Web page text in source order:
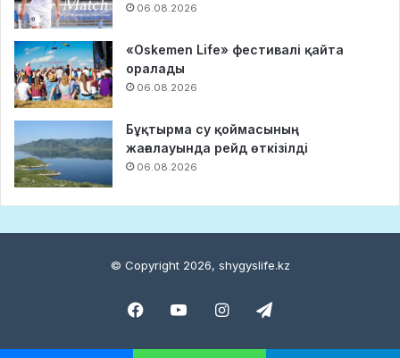
06.08.2026
«Oskemen Life» фестивалі қайта
оралады
06.08.2026
Бұқтырма су қоймасының
жағалауында рейд өткізілді
06.08.2026
© Copyright 2026, shygyslife.kz
Facebook
YouTubeInstagramTelegram